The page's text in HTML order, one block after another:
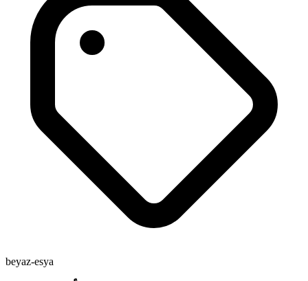
beyaz-esya